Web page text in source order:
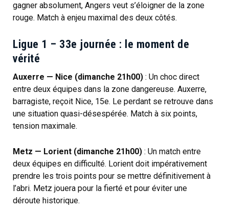
gagner absolument, Angers veut s’éloigner de la zone
rouge. Match à enjeu maximal des deux côtés.
Ligue 1 – 33e journée : le moment de
vérité
Auxerre — Nice (dimanche 21h00) : Un choc direct
entre deux équipes dans la zone dangereuse. Auxerre,
barragiste, reçoit Nice, 15e. Le perdant se retrouve dans
une situation quasi-désespérée. Match à six points,
tension maximale.
Metz — Lorient (dimanche 21h00) : Un match entre
deux équipes en difficulté. Lorient doit impérativement
prendre les trois points pour se mettre définitivement à
l’abri. Metz jouera pour la fierté et pour éviter une
déroute historique.